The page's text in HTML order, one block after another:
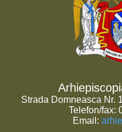
Strada Domneasca Nr.
Telefon/fax:
Email: